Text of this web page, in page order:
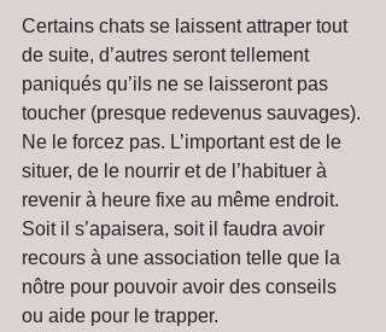
Certains chats se laissent attraper tout
de suite, d’autres seront tellement
paniqués qu’ils ne se laisseront pas
toucher (presque redevenus sauvages).
Ne le forcez pas. L’important est de le
situer, de le nourrir et de l’habituer à
revenir à heure fixe au même endroit.
Soit il s’apaisera, soit il faudra avoir
recours à une association telle que la
nôtre pour pouvoir avoir des conseils
ou aide pour le trapper.